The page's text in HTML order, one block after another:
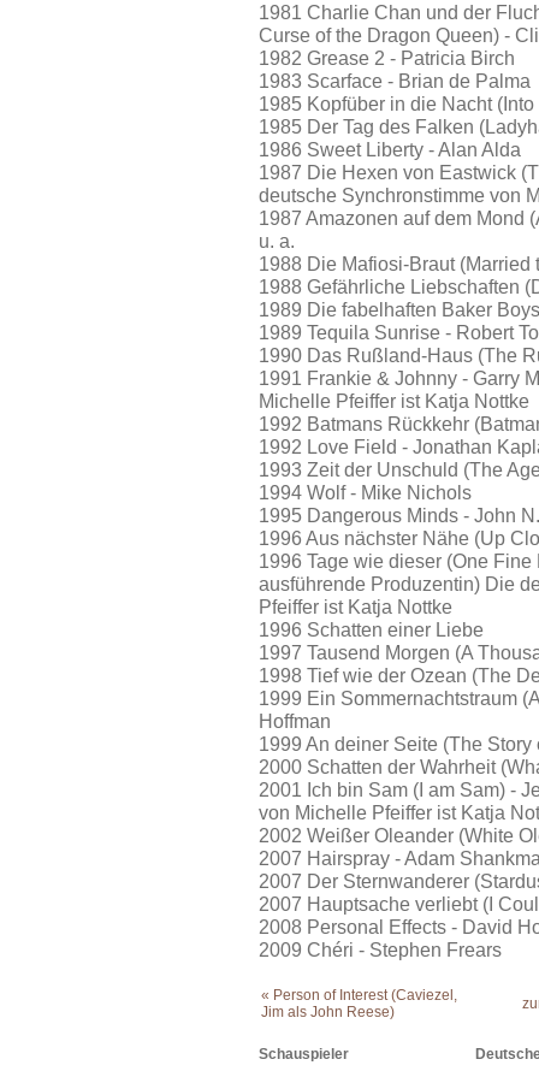
1981 Charlie Chan und der
Curse of the Dragon Queen) -
1982 Grease 2 - Patricia Birch
1983 Scarface - Brian de Palma
1985 Kopfüber in die Nacht
1985 Der Tag des Falken
1986 Sweet Liberty - Alan Alda
1987 Die Hexen von Eastwick
deutsche Synchronstimme von
1987 Amazonen auf dem Mond
u. a.
1988 Die Mafiosi-Braut
1988 Gefährliche Liebschaften
1989 Die fabelhaften Baker
1989 Tequila Sunrise - Robert
1990 Das Rußland-Haus (The
1991 Frankie & Johnny - Garry
Michelle Pfeiffer ist Katja Nottke
1992 Batmans Rückkehr
1992 Love Field - Jonathan
1993 Zeit der Unschuld (The
1994 Wolf - Mike Nichols
1995 Dangerous Minds - John
1996 Aus nächster Nähe (Up
1996 Tage wie dieser (One
ausführende Produzentin) Die
Pfeiffer ist Katja Nottke
1996 Schatten einer Liebe
1997 Tausend Morgen (A
1998 Tief wie der Ozean (The
1999 Ein Sommernachtstraum
Hoffman
1999 An deiner Seite (The
2000 Schatten der Wahrheit
2001 Ich bin Sam (I am Sam) -
von Michelle Pfeiffer ist Katja
2002 Weißer Oleander (White
2007 Hairspray - Adam
2007 Der Sternwanderer
2007 Hauptsache verliebt (I
2008 Personal Effects - David
2009 Chéri - Stephen Frears
« Person of Interest (Caviezel,
Jim als John Reese)
Schauspieler